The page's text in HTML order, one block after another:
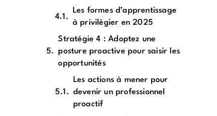
Les formes d’apprentissage
à privilégier en 2025
Stratégie 4 : Adoptez une
posture proactive pour saisir les
opportunités
Les actions à mener pour
devenir un professionnel
proactif